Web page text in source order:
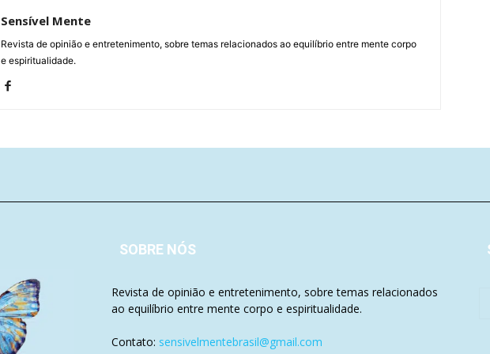
Sensível Mente
Revista de opinião e entretenimento, sobre temas relacionados ao equilíbrio entre mente corpo
e espiritualidade.
SOBRE NÓS
Revista de opinião e entretenimento, sobre temas relacionados
ao equilíbrio entre mente corpo e espiritualidade.
Contato: sensivelmentebrasil@gmail.com